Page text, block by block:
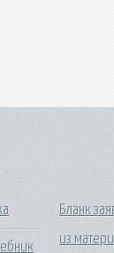
Бланк
из